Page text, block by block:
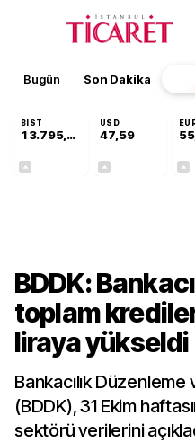
Bugün Son Dakika
BIST
13.795,63
USD
47,59
BDDK:
toplam
liraya yükseldi
Bankacılık
(BDDK), 31 Ekim
sektörü verilerini